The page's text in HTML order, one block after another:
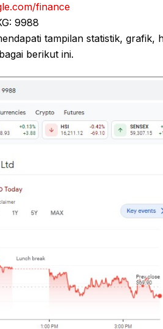
finance
9988
tampilan statistik, grafik,
berikut ini.